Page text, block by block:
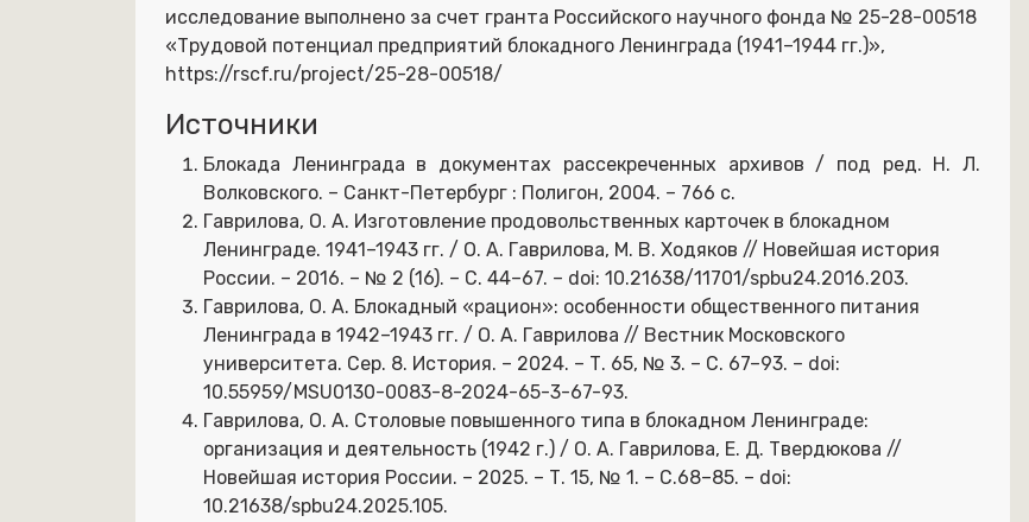
исследование выполнено за счет гранта Российского научного фонда № 25-28-00518
«Трудовой потенциал предприятий блокадного Ленинграда (1941–1944 гг.)»,
https://rscf.ru/project/25-28-00518/
Источники
Блокада Ленинграда в документах рассекреченных архивов / под ред. Н. Л.
Волковского. – Санкт-Петербург : Полигон, 2004. – 766 с.
Гаврилова, О. А. Изготовление продовольственных карточек в блокадном
Ленинграде. 1941–1943 гг. / О. А. Гаврилова, М. В. Ходяков // Новейшая история
России. – 2016. – № 2 (16). – С. 44–67. – doi: 10.21638/11701/spbu24.2016.203.
Гаврилова, О. А. Блокадный «рацион»: особенности общественного питания
Ленинграда в 1942–1943 гг. / О. А. Гаврилова // Вестник Московского
университета. Сер. 8. История. – 2024. – Т. 65, № 3. – С. 67–93. – doi:
10.55959/MSU0130-0083-8-2024-65-3-67-93.
Гаврилова, О. А. Столовые повышенного типа в блокадном Ленинграде:
организация и деятельность (1942 г.) / О. А. Гаврилова, Е. Д. Твердюкова //
Новейшая история России. – 2025. – Т. 15, № 1. – С.68–85. – doi:
10.21638/spbu24.2025.105.